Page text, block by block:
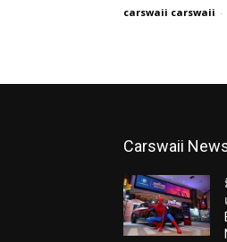
carswaii carswaii -
Carswaii